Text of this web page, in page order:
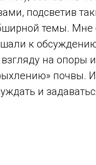
подсветив
темы. Мне
к
на опоры
почвы.
и